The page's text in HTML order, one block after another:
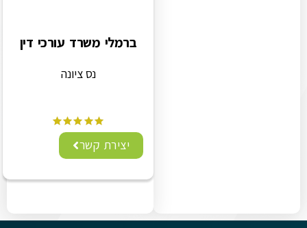
ברמלי משרד עורכי דין
נס ציונה
יצירת קשר